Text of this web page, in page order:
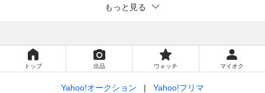
もっと見る
トップ 出品 ウォッチ マイオク
Yahoo!オークション Yahoo!フリマ